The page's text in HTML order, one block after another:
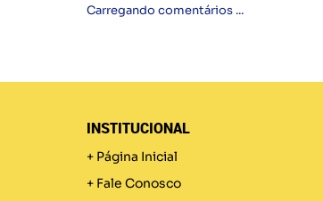
Carregando comentários ...
INSTITUCIONAL
Página Inicial
Fale Conosco